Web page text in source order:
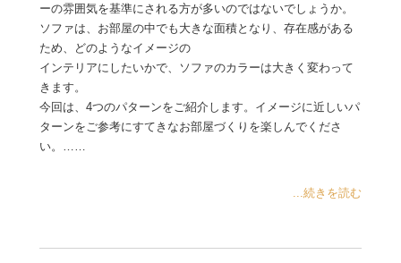
ーの雰囲気を基準にされる方が多いのではないでしょうか。
ソファは、お部屋の中でも大きな面積となり、存在感がある
ため、どのようなイメージの
インテリアにしたいかで、ソファのカラーは大きく変わって
きます。
今回は、4つのパターンをご紹介します。イメージに近しいパ
ターンをご参考にすてきなお部屋づくりを楽しんでくださ
い。……
...続きを読む